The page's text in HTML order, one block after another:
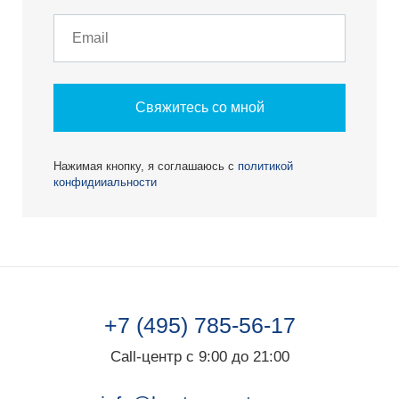
Свяжитесь со мной
Нажимая кнопку, я соглашаюсь с политикой
конфидииальности
+7 (495) 785-56-17
Call-центр с 9:00 до 21:00